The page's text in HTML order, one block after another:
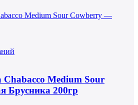
Chabacco Medium Sour
Брусника 200гр